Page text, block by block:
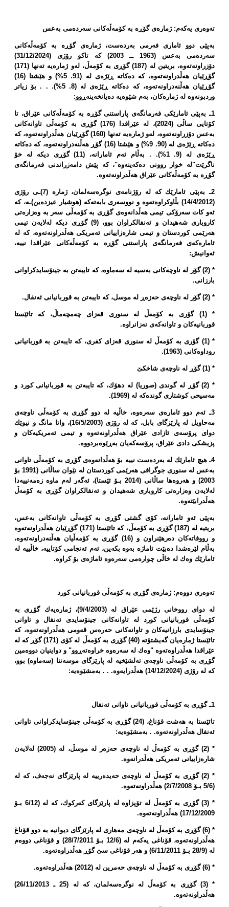
تەوەری یەكەم: ژمارەی گۆڕە بە كۆمەڵەكانی سەردەمی بەعس
بەپێی دوو ئاماری فەرمی بەردەست، ژمارەی گۆڕە بە كۆمەڵەكانی
سەردەمی بەعس (1963 ــ 2003) كە تاكو رۆژی (31/12/2024)
دۆزراونەتەوە، بریتین لە (187) گۆڕی بە كۆمەڵ، لەو ژمارەیە تەنها (171)
گۆڕێیان هەڵدراونەتەوە، كە دەكاتە ڕێژەی لە (91. 5%) و هێشتا (16)
گۆڕێیان هەڵنەدراونەتەوە، كە دەكاتە ڕێژەی لە (8. 5%). . . بۆ زیاتر
وردبونەوە لە ژمارەكان، بەم شێوەیە دەیانخەینەڕوو:
1ـ بەپێی ئامارێكی فەرمانگەی پاراستنی گۆڕە بە كۆمەڵەكانی عێراق، تا
كۆتایی ساڵی (2024)، لە عێراقدا (176) گۆڕی بە كۆمەڵی تاوانەكانی
بەعس دۆزراونەتەوە، لەو ژمارەیە تەنها (160) گۆڕێیان هەڵدراونەتەوە، كە
دەكاتە ڕێژەی لە (90. 9%) و هێشتا (16) گۆڕ هەڵنەدراونەتەوە، كە دەكاتە
ڕێژەی لە (9. 1%). . بەڵام ئەم ئامارانە، (11) گۆڕی دیكە لە خۆ
ناگرێت"لە خوار روونی دەكەینەوە"، كە پێش دامەزراندنی فەرمانگەی
گۆڕە بە كۆمەڵەكانی عێراق هەڵدراونەتەوە.
2ـ بەپێی ئامارێك كە لە رۆژنامەی نوگرەسەلمان، ژمارە (7)ـی رۆژی
(14/4/2012) بڵاوكراوەتەوە و نووسەری بابەتەكە (هوشیار عیزدەین)ـە، كە
ئەو كات سەرۆكی تیمی هەڵدانەوەی گۆڕی بە كۆمەڵی سەر بە وەزارەتی
كاروباری شەهیدان و ئەنفالكراوان بوو، (9) گۆڕی دیكە لەلایەن تیمی
هەرێمی كوردستان و تیمی شارەزاییانی ئەمریكی هەڵدراونەتەوە، كە لە
ئامارەكەی فەرمانگەی پاراستنی گۆڕە بە كۆمەڵەكانی عێراقدا نییە،
ئەوانیش:
* (2) گۆر لە ناوچەكانی بەسیە لە سەماوە، كە تایبەتن بە جینۆسایدكراوانی
بارزانی.
* (2) گۆر لە ناوچەی حەزەڕ لە موسل، كە تایبەتن بە قوربانیانی ئەنفال.
* (1) گۆری بە كۆمەڵ لە سنوری قەزای چەمچەماڵ، كە تائێستا
قوربانیەكان و تاوانەكەی نەزانراوە.
* (1) گۆری بە كۆمەڵ لە سنوری قەزای كفری، كە تایبەتن بە قوربانیانی
روداوەكانی (1963).
* (1) گۆڕ لە ناوچەی شاخكێ‌
* (2) گۆڕ لە گوندی (صوریا) لە دهۆك، كە تایبەتن بە قوربانیانی كورد و
مەسیحی كوشتاری گوندەكە لە (1969).
3ـ ئەم دوو ئامارەی سەرەوە، خاڵیە لە دوو گۆڕی بە كۆمەڵی ناوچەی
مەحاویل لە پارێزگای بابل، كە لە رۆژی (16/5/2003)، واتا مانگ و نیوێك
دوای پرۆسەی ئازادی عێراق هەڵدراونەتەوە و تیمی ئەمریكیەكان و
پزیشكی دادی عێراق، پرۆسەكەیان بەڕێوەبردووە.
4ـ هیچ ئامارێك لە بەردەست نییە بۆ هەڵدانەوەی گۆڕی بە كۆمەڵی تاوانی
بەعس لە سنوری جوگرافی هەرێمی كوردستان لە نێوان ساڵانی (1991 بۆ
2003) و هەروەها ساڵانی (2014 بـۆ ئێستا)، ئەگەر لەم ماوە زەمەنییەدا
لەلایەن وەزارەتی كاروباری شەهیدان و ئەنفالكراوان گۆڕی بە كۆمەڵ
هەڵدرابێتەوە.
بەپێی ئەو ئامارانە، كۆی گشتی گۆڕی بە كۆمەڵی تاوانەكانی بەعس،
بریتیە لە (187) گۆڕی بە كۆمەڵ، كە تائێستا (171) گۆڕێیان هەڵدراونەتەوە
و رووفاتەكان دەرهێنراون و (16) گۆڕی بە كۆمەڵیان هەڵنەدراونەتەوە،
بەڵام لێرەشدا دەبێت ئاماژە بەوە بكەین، ئەم ئەنجامی كۆتاییە، خاڵییە لە
ئامارێك وەك لە خاڵی چوارەمی سەرەوە ئاماژەی بۆ كراوە.
تەوەری دووەم: ژمارەی گۆڕی بە كۆمەڵی قوربانیانی كورد
لە دوای رووخانی رژێمی عێراق لە (9/4/2003)، ژمارەیەك گۆڕی بە
كۆمەڵی قوربانیانی كورد لە تاوانەكانی جینۆسایدی ئەنفال و تاوانی
جینۆسایدی بارزانیەكان و تاوانەكانی حەرەس قەومی هەڵدراونەتەوە، كە
تائێستا ژمارەیان گەیشتۆتە (40) گۆڕی بە كۆمەڵ لە كۆی (171) گۆڕ كە لە
عێراقدا هەڵدراوەتەوە "وەك لە سەرەوە خراوەتەڕوو" و دواینیان دووەمین
گۆڕی بە كۆمەڵی ناوچەی تەلشێخیە لە پارێزگای موسەننا (سەماوە) بوو،
كە لە رۆژی (14/12/2024) هەڵدرایەوە. . . بەمشێوەیە:
1ـ گۆڕی بە كۆمەڵی قوربانیانی تاوانی ئەنفال
تائێستا بە هەشت قۆناغ، (24) گۆڕی بە كۆمەڵی جینۆسایدكراوانی تاوانی
ئەنفال هەڵدراونەتەوە. . بەمشێوەیە:
* (2) گۆڕی بە كۆمەڵ لە ناوچەی حەزەر لە موسڵ، لە (2005) لەلایەن
شارەزاییانی ئەمریكی هەڵدرانەوە.
* (2) گۆڕی بە كۆمەڵ لە ناوچەی حەیدەرییە لە پارێزگای نەجەف، كە لە
(5/6 بـۆ 2/7/2008) هەڵدراونەتەوە.
* (3) گۆڕی بە كۆمەڵ لە تۆپزاوە لە پارێزگای كەركوك، كە لە (6/12 بـۆ
17/12/2009) هەڵدراونەتەوە.
* (6) گۆڕی بە كۆمەڵ لە ناوچەی مەهاری لە پارێزگای دیوانیە بە دوو قۆناغ
هەڵدراونەتەوە، قۆناغی یەكەم لە (12/6 بـۆ 28/7/2011) و قۆناغی دووەم
لە (28/9 بـۆ 6/11/2011) و هەر قۆناغی سێ‌ گۆڕ هەڵدراوەتەوە.
* (6) گۆڕی بە كۆمەڵ لە ناوچەی حەمرین لە (2012) هەڵدراوەتەوە.
* (3) گۆڕی بە كۆمەڵ لە نوگرەسەلمان، كە لە (25 ـ 26/11/2013)
هەڵدراونەتەوە.